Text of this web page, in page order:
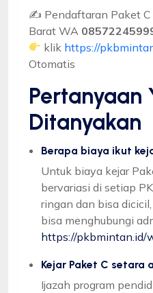
✍ Pendaftaran Paket C
Barat WA
klik https://
Otomatis
Pertanyaan
Ditanyakan
Berapa biaya ikut
Untuk biaya kejar
bervariasi di setiap
ringan dan bisa
bisa menghubungi
https://pkbmintan.id/
Kejar Paket C setara
Ijazah program